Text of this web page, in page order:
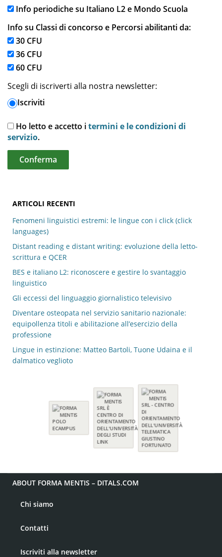
Info periodiche su Italiano L2 e Mondo Scuola
Info su Classi di concorso e Percorsi abilitanti da:
30 CFU
36 CFU
60 CFU
Scegli di iscriverti alla nostra newsletter:
Iscriviti
Ho letto e accetto itermini e le condizioni di
servizio.
ARTICOLI RECENTI
Fenomeni linguistici estremi: le lingue con i click (click
languages)
Distant reading e distant writing: evoluzione della letto-
scrittura e QCER
BES e italiano L2: riconoscere e gestire lo svantaggio
linguistico
Gli eccessi del linguaggio giornalistico televisivo
Diventare osteopata nel servizio sanitario nazionale:
equipollenza titoli e abilitazione all’esercizio della
professione
Lingue in estinzione: Matteo Bartoli, Tuone Udaina e il
dalmatico veglioto
ABOUT FORMA MENTIS – DITALS.COM
Chi siamo
Contatti
Iscriviti alla newsletter